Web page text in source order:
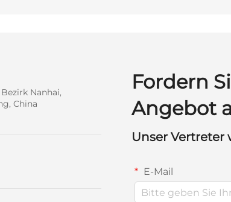
Nanhai,
China
Fordern
Angebot
Unser Vertreter
E-Mail